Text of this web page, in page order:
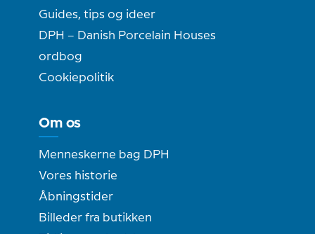
Guides, tips og ideer
DPH – Danish Porcelain Houses
ordbog
Cookiepolitik
Om os
Menneskerne bag DPH
Vores historie
Åbningstider
Billeder fra butikken